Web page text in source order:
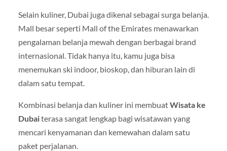
Selain kuliner, Dubai juga dikenal sebagai surga belanja.
Mall besar seperti Mall of the Emiratesmenawarkan
pengalaman belanja mewah dengan berbagai brand
internasional. Tidak hanya itu, kamu juga bisa
menemukan ski indoor, bioskop, dan hiburan lain di
dalam satu tempat.
Kombinasi belanja dan kuliner ini membuatWisata ke
Dubaiterasa sangat lengkap bagi wisatawan yang
mencari kenyamanan dan kemewahan dalam satu
paket perjalanan.